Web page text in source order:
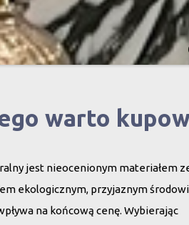
warto
jest nieocenionym materiałem
ekologicznym, przyjaznym
na końcową cenę. Wybierając